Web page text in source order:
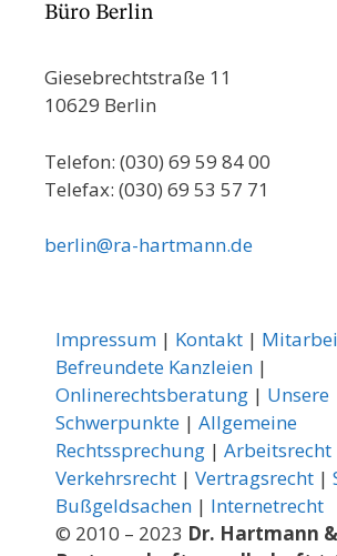
Büro Berlin
Giesebrechtstraße 11
10629 Berlin
Telefon: (030) 69 59 84 00
Telefax: (030) 69 53 57 71
berlin@ra-hartmann.de
Impressum | Kontakt |
Befreundete Kanzleien |
Onlinerechtsberatung | Unsere
Schwerpunkte | Allgemeine
Rechtssprechung | Arbeitsrecht
Verkehrsrecht | Vertragsrecht |
Bußgeldsachen | Internetrecht
© 2010 – 2023 Dr. Hartmann